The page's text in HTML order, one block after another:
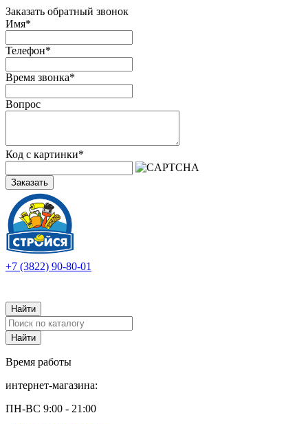
Заказать обратный звонок
Имя*
Телефон*
Время звонка*
Вопрос
Код с картинки*
Заказать
+7 (3822) 90-80-01
Время работы
интернет-магазина:
ПН-ВС 9:00 - 21:00